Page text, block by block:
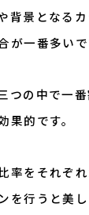
背景となる
が一番多いで
つの中で一
果的です。
率をそれぞ
を行うと美